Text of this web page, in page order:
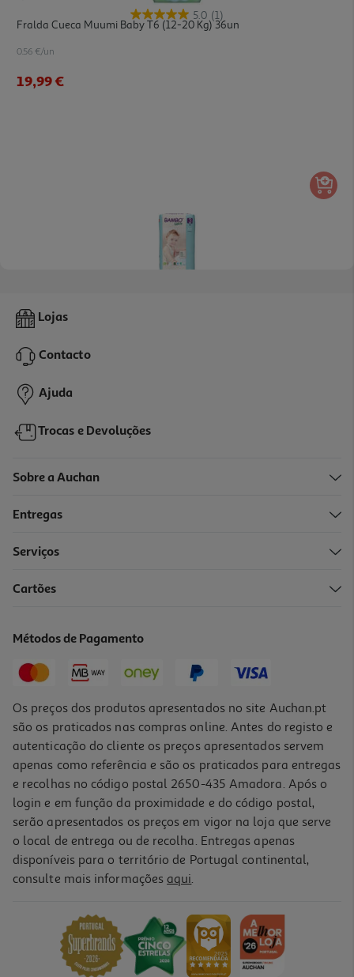
5.0 (1)
Fralda Cueca Muumi Baby T6 (12-20 Kg) 36un
0.56 €/un
19,99 €
Fraldas Bambo Nature 3-M 4-8 Kg 52un
14,88 €
Fraldas Moomin Baby T4 7-14kg 63un
22,99 €
Lojas
Contacto
Ajuda
Trocas e Devoluções
Sobre a Auchan
Entregas
Serviços
Cartões
Métodos de Pagamento
Os preços dos produtos apresentados no site Auchan.pt
são os praticados nas compras online. Antes do registo e
autenticação do cliente os preços apresentados servem
apenas como referência e são os praticados para entregas
e recolhas no código postal 2650-435 Amadora. Após o
login e em função da proximidade e do código postal,
serão apresentados os preços em vigor na loja que serve
o local de entrega ou de recolha. Entregas apenas
disponíveis para o território de Portugal continental,
consulte mais informações aqui.